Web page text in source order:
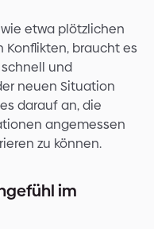
etwa plötzlichen
braucht es
und
neuen Situation
darauf an, die
angemessen
zu können.
im